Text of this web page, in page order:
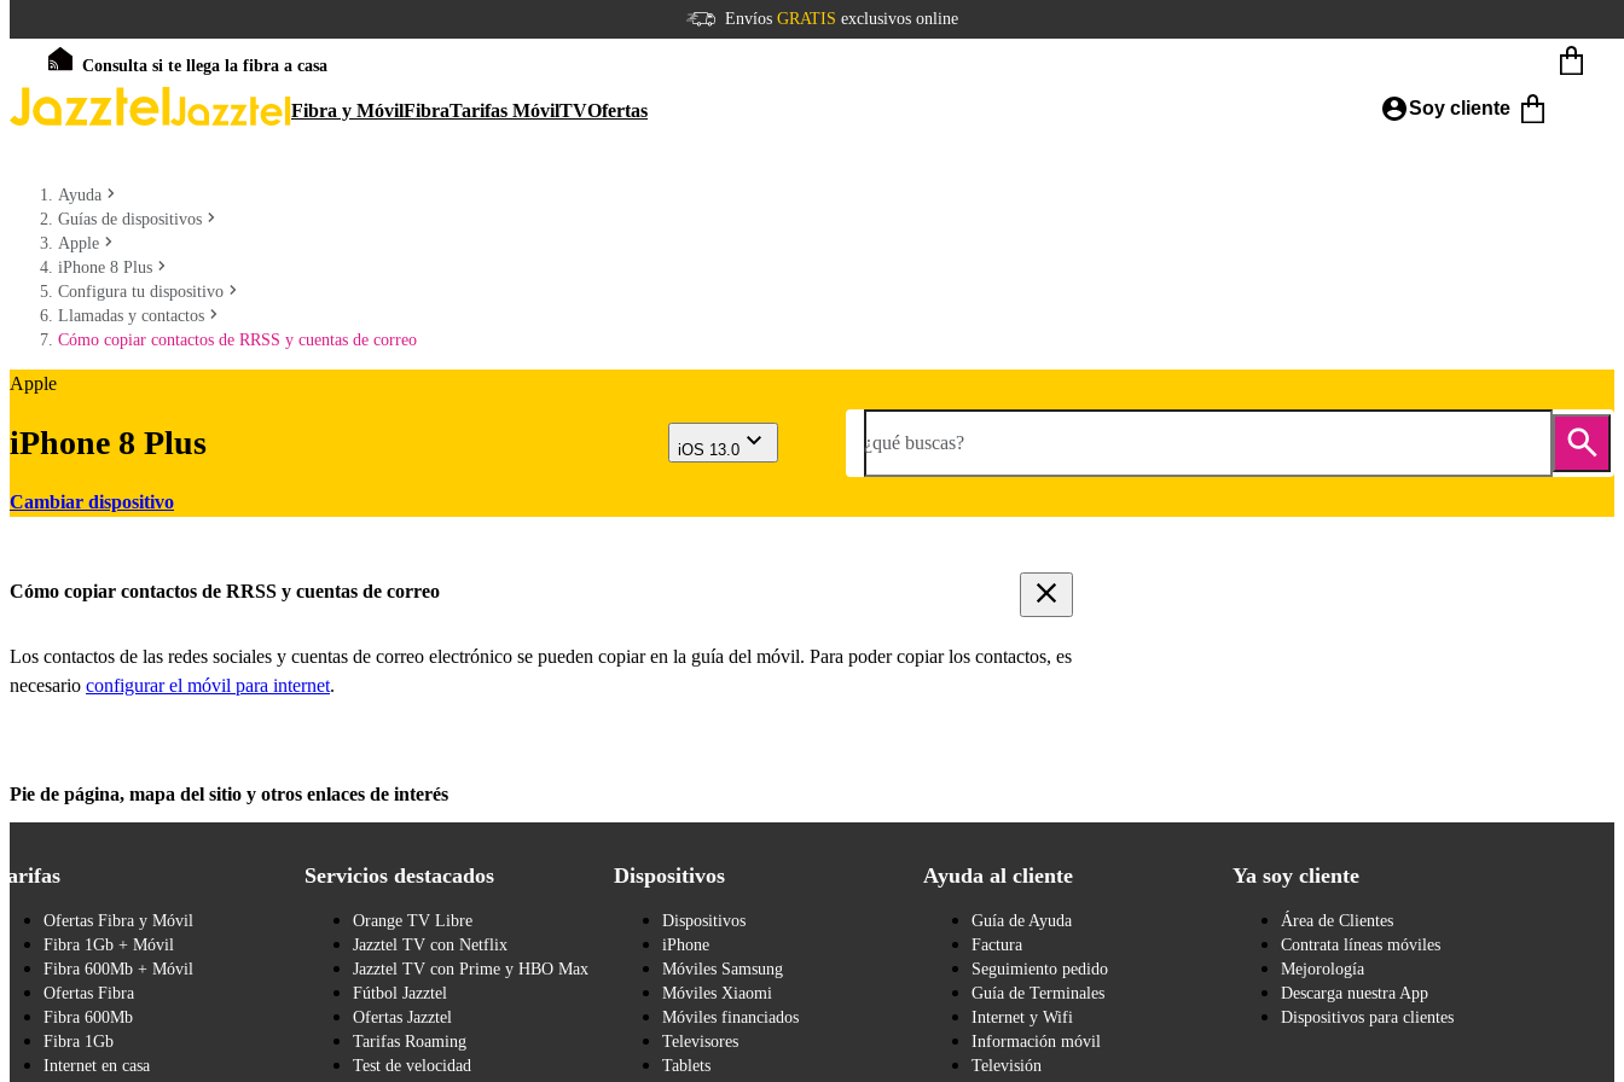
Envíos GRATIS exclusivos online
Consulta si te llega la fibra a casa
Fibra y MóvilFibraTarifas MóvilTVOfertas Soy cliente
Ayuda
Guías de dispositivos
Apple
iPhone 8 Plus
Configura tu dispositivo
Llamadas y contactos
Cómo copiar contactos de RRSS y cuentas de correo
Apple
iPhone 8 Plus
Cambiar dispositivo
iOS 13.0 ¿qué buscas?
Cómo copiar contactos de RRSS y cuentas de correo
Los contactos de las redes sociales y cuentas de correo electrónico se pueden copiar en la guía del móvil. Para poder copiar los contactos, es
necesario configurar el móvil para internet.
Pie de página, mapa del sitio y otros enlaces de interés
Ofertas Fibra y Móvil
Fibra 1Gb + Móvil
Fibra 600Mb + Móvil
Ofertas Fibra
Fibra 600Mb
Fibra 1Gb
Internet en casa
Servicios destacados
Orange TV Libre
Jazztel TV con Netflix
Jazztel TV con Prime y HBO Max
Fútbol Jazztel
Ofertas Jazztel
Tarifas Roaming
Test de velocidad
Dispositivos
Dispositivos
iPhone
Móviles Samsung
Móviles Xiaomi
Móviles financiados
Televisores
Tablets
Ayuda al cliente
Guía de Ayuda
Factura
Seguimiento pedido
Guía de Terminales
Internet y Wifi
Información móvil
Televisión
Ya soy cliente
Área de Clientes
Contrata líneas móviles
Mejorología
Descarga nuestra App
Dispositivos para clientes